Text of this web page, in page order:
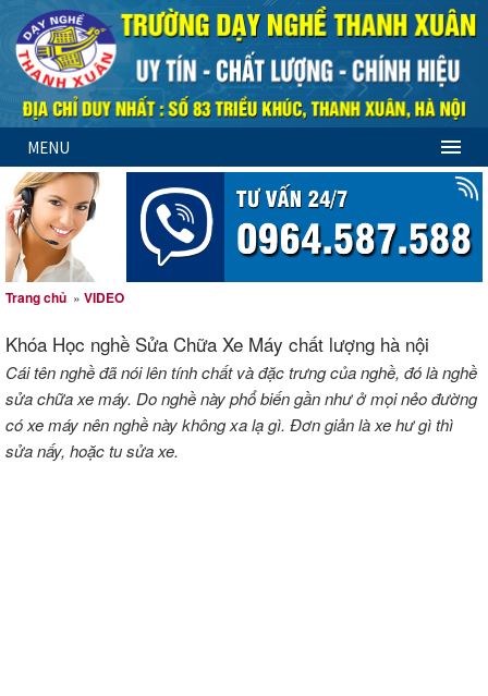
MENU
Trang chủ » VIDEO
Khóa Học nghề Sửa Chữa Xe Máy chất lượng hà nội
Cái tên nghề đã nói lên tính chất và đặc trưng của nghề, đó là nghề
sửa chữa xe máy. Do nghề này phổ biến gần như ở mọi nẻo đường
có xe máy nên nghề này không xa lạ gì. Đơn giản là xe hư gì thì
sửa nấy, hoặc tu sửa xe.